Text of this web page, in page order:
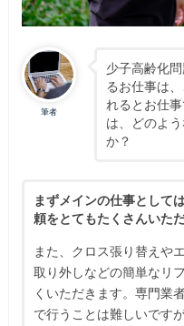
筆者
少子高齢化
るお仕事は
れるとお仕
は、どのよ
か？
まずメインの仕事として
頼をとてもたくさんいただ
また、クロス張り替えや
取り外しなどの簡単なリ
くいただきます。専門業
で行うことは難しいです